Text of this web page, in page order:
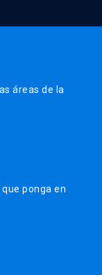
áreas de la
ponga en